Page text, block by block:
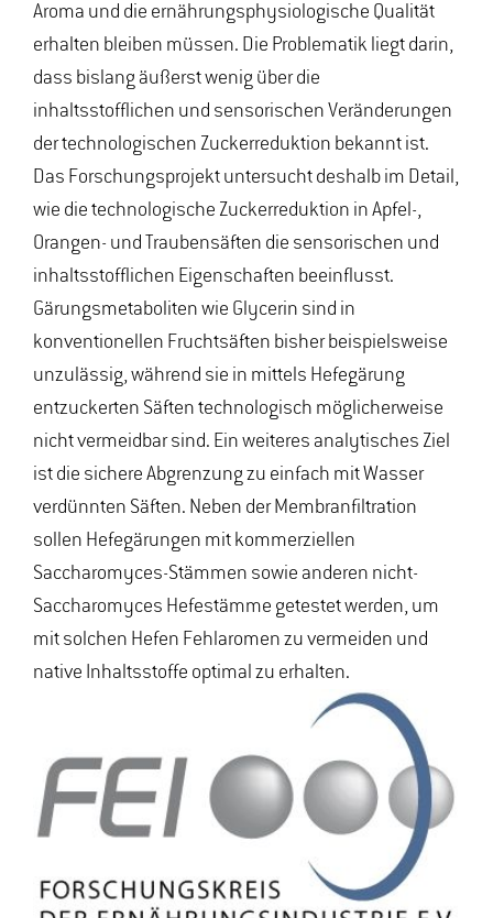
Aroma und die ernährungsphysiologische Qualität
erhalten bleiben müssen. Die Problematik liegt darin,
dass bislang äußerst wenig über die
inhaltsstofflichen und sensorischen Veränderungen
der technologischen Zuckerreduktion bekannt ist.
Das Forschungsprojekt untersucht deshalb im Detail,
wie die technologische Zuckerreduktion in Apfel-,
Orangen- und Traubensäften die sensorischen und
inhaltsstofflichen Eigenschaften beeinflusst.
Gärungsmetaboliten wie Glycerin sind in
konventionellen Fruchtsäften bisher beispielsweise
unzulässig, während sie in mittels Hefegärung
entzuckerten Säften technologisch möglicherweise
nicht vermeidbar sind. Ein weiteres analytisches Ziel
ist die sichere Abgrenzung zu einfach mit Wasser
verdünnten Säften. Neben der Membranfiltration
sollen Hefegärungen mit kommerziellen
Saccharomyces-Stämmen sowie anderen nicht-
Saccharomyces Hefestämme getestet werden, um
mit solchen Hefen Fehlaromen zu vermeiden und
native Inhaltsstoffe optimal zu erhalten.